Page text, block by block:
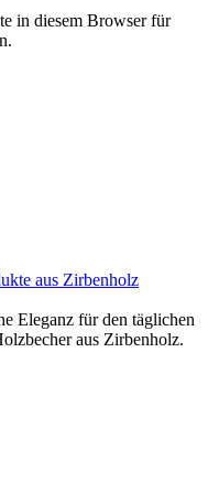
in diesem Browser für
aus Zirbenholz
Eleganz für den täglichen
aus Zirbenholz.